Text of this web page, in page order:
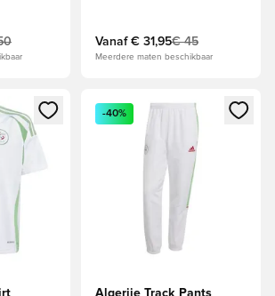
Vanaf € 31,95€ 45
Meerdere maten beschikbaar
om in te loggen of je aan te melden als
Opent een venster om in te
-40%
Algerije Track Pants